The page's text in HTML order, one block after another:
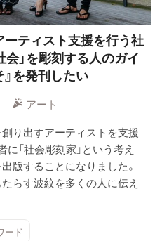
ティスト支援を行う社
会」を彫刻する人のガイ
』を発刊したい
アート
り出すアーティストを支援
「社会彫刻家」という考え
版することになりました。
らす波紋を多くの人に伝え
ード